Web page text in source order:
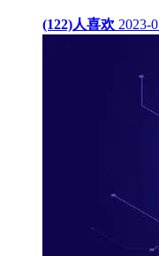
(122)人喜欢 2023-